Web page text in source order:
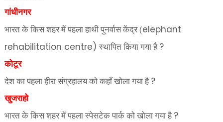
गांधीनगर
भारत के किस शहर में पहला हाथी पुनर्वास केंद्र (elephant
rehabilitation centre) स्थापित किया गया है ?
कोटूर
देश का पहला हीरा संग्रहालय को कहाँ खोला गया है ?
खुजराहो
भारत के किस शहर में पहला स्पेसटेक पार्क को खोला गया है ?